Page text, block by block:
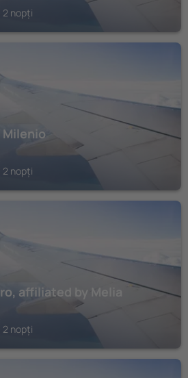
2 nopți
2 nopți
affiliated by Melia
2 nopți